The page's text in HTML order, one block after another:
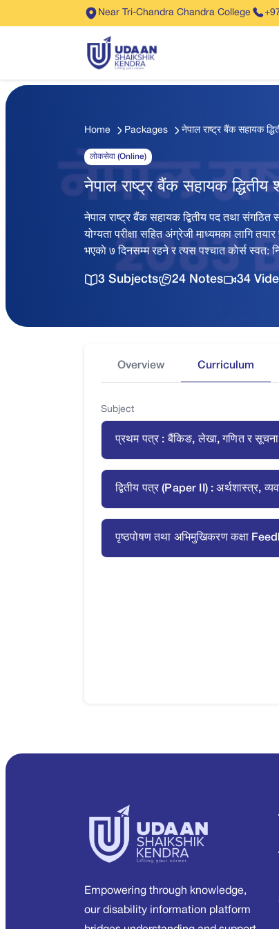
Near Tri-Chandra Chandra College
Home Packages नेपाल राष्ट्र बैंक सहायक
लोकसेवा (Online)
नेपाल राष्ट्र बैंक सहायक
नेपाल राष्ट्र बैंक सहायक द्बितीय पद तथा संगठित
योग्यता परीक्षा सहित अंग्रेजी माध्यमका लागि
भएकाे ७ दिनसम्म रहने र त्यस पश्चात काेर्स स्वत:
3 Subjects 24 Notes 34
Overview Curriculum
Subject
प्रथम पत्र : बैंकिङ, लेखा, गणित र
द्वितीय पत्र (Paper II) : अर्थशास्त्र,
पृष्ठपोषण तथा अभिमुखिकरण कक्षा
Empowering through knowledge,
our disability information platform